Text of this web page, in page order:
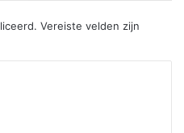
Vereiste velden zijn